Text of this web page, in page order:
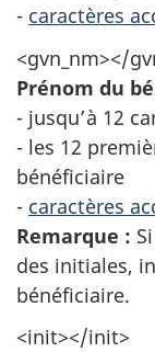
- caractères
<gvn_nm></
Prénom du
- jusqu’à 12
- les 12
bénéficiaire
- caractères
Remarque :
des initiales,
bénéficiaire.
<init></init>